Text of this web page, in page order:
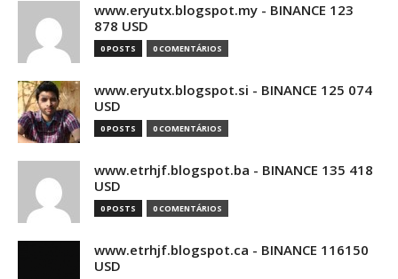
www.eryutx.blogspot.my - BINANCE 123
878 USD
0 POSTS 0 COMENTÁRIOS
www.eryutx.blogspot.si - BINANCE 125 074
USD
0 POSTS 0 COMENTÁRIOS
www.etrhjf.blogspot.ba - BINANCE 135 418
USD
0 POSTS 0 COMENTÁRIOS
www.etrhjf.blogspot.ca - BINANCE 116150
USD